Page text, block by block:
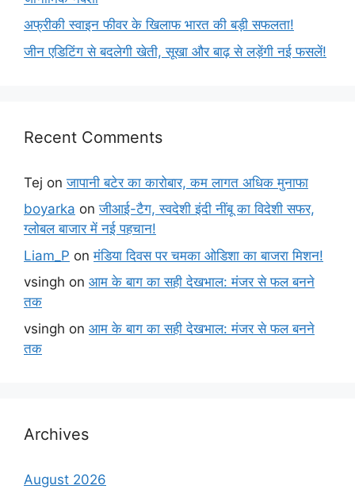
अफ्रीकी स्वाइन फीवर के खिलाफ भारत की बड़ी सफलता!
जीन एडिटिंग से बदलेगी खेती, सूखा और बाढ़ से लड़ेंगी नई फसलें!
Recent Comments
Tej onजापानी बटेर का कारोबार, कम लागत अधिक मुनाफा
boyarka onजीआई-टैग, स्वदेशी इंदी नींबू का विदेशी सफर,
ग्लोबल बाजार में नई पहचान!
Liam_P onमंडिया दिवस पर चमका ओडिशा का बाजरा मिशन!
vsingh on आम के बाग का सही देखभाल: मंजर से फल बनने
तक
vsingh on आम के बाग का सही देखभाल: मंजर से फल बनने
तक
Archives
August 2026